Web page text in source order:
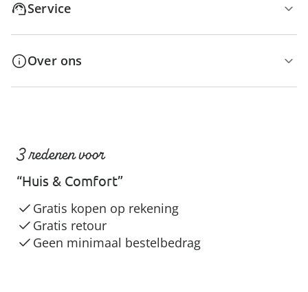
Service
Over ons
3 redenen voor
“Huis & Comfort”
Gratis kopen op rekening
Gratis retour
Geen minimaal bestelbedrag